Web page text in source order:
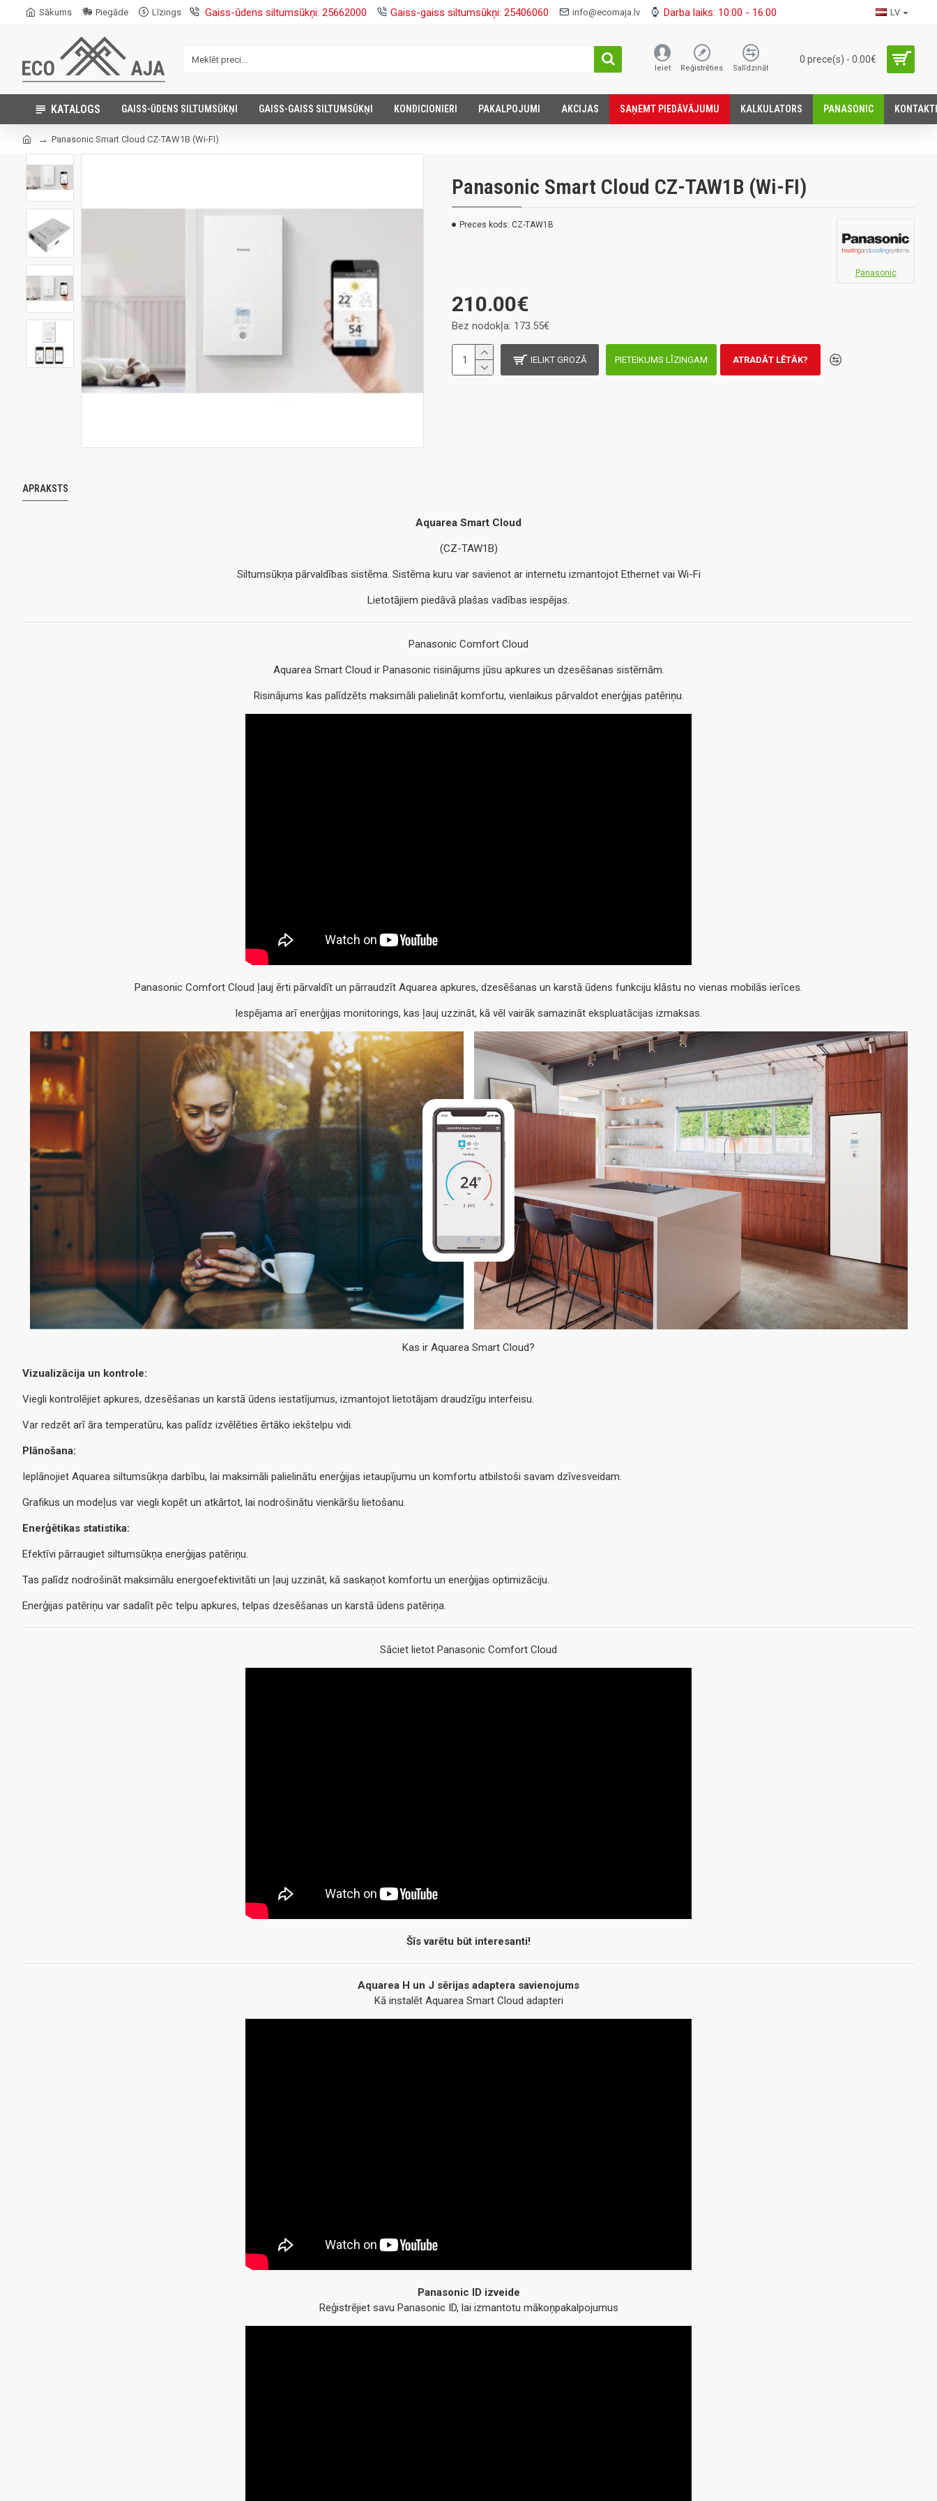
Sākums Piegāde Līzings Gaiss-ūdens siltumsūkņi: 25662000 Gaiss-gaiss siltumsūkņi: 25406060 info@ecomaja.lv Darba laiks: 10:00 - 16:00 LV
Ieiet Reģistrēties Salīdzināt
0 prece(s) - 0.00€
KATALOGS GAISS-ŪDENS SILTUMSŪKŅI GAISS-GAISS SILTUMSŪKŅI KONDICIONIERI PAKALPOJUMI AKCIJAS SАŅEMT PIEDĀVĀJUMU KALKULATORS PANASONIC KONTAKTI
Panasonic Smart Cloud CZ-TAW1B (Wi-FI)
Panasonic Smart Cloud CZ-TAW1B (Wi-FI)
Preces kods: CZ-TAW1B
Panasonic
210.00€
Bez nodokļa: 173.55€
IELIKT GROZĀ PIETEIKUMS LĪZINGAM ATRADĀT LĒTĀK?
APRAKSTS
Aquarea Smart Cloud
(CZ-TAW1B)
Siltumsūkņa pārvaldības sistēma. Sistēma kuru var savienot ar internetu izmantojot Ethernet vai Wi-Fi
Lietotājiem piedāvā plašas vadības iespējas.
Panasonic Comfort Cloud
Aquarea Smart Cloud ir Panasonic risinājums jūsu apkures un dzesēšanas sistēmām.
Risinājums kas palīdzēts maksimāli palielināt komfortu, vienlaikus pārvaldot enerģijas patēriņu.
Panasonic Comfort Cloud ļauj ērti pārvaldīt un pārraudzīt Aquarea apkures, dzesēšanas un karstā ūdens funkciju klāstu no vienas mobilās ierīces.
Iespējama arī enerģijas monitorings, kas ļauj uzzināt, kā vēl vairāk samazināt ekspluatācijas izmaksas.
Kas ir Aquarea Smart Cloud?
Vizualizācija un kontrole:
Viegli kontrolējiet apkures, dzesēšanas un karstā ūdens iestatījumus, izmantojot lietotājam draudzīgu interfeisu.
Var redzēt arī āra temperatūru, kas palīdz izvēlēties ērtāko iekštelpu vidi.
Plānošana:
Ieplānojiet Aquarea siltumsūkņa darbību, lai maksimāli palielinātu enerģijas ietaupījumu un komfortu atbilstoši savam dzīvesveidam.
Grafikus un modeļus var viegli kopēt un atkārtot, lai nodrošinātu vienkāršu lietošanu.
Enerģētikas statistika:
Efektīvi pārraugiet siltumsūkņa enerģijas patēriņu.
Tas palīdz nodrošināt maksimālu energoefektivitāti un ļauj uzzināt, kā saskaņot komfortu un enerģijas optimizāciju.
Enerģijas patēriņu var sadalīt pēc telpu apkures, telpas dzesēšanas un karstā ūdens patēriņa.
Sāciet lietot Panasonic Comfort Cloud
Šīs varētu būt interesanti!
Aquarea H un J sērijas adaptera savienojums
Kā instalēt Aquarea Smart Cloud adapteri
Panasonic ID izveide
Reģistrējiet savu Panasonic ID, lai izmantotu mākoņpakalpojumus